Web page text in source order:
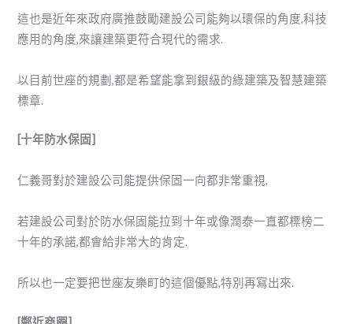
這也是近年來政府廣推鼓勵建設公司能夠以環保的角度,科技
應用的角度,來讓建築更符合現代的需求.
以目前世座的規劃,都是希望能拿到銀級的綠建築及智慧建築
標章.
[十年防水保固]
仁義哥對於建設公司能提供保固一向都非常重視,
若建設公司對於防水保固能拉到十年或像潤泰一直都標榜二
十年的承諾,都會給非常大的肯定.
所以也一定要把世座友樂町的這個優點,特別再寫出來.